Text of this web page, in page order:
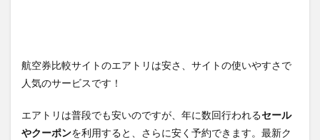
航空券比較サイトのエアトリは安さ、サイトの使いやすさで
人気のサービスです！
エアトリは普段でも安いのですが、年に数回行われるセール
やクーポンを利用すると、さらに安く予約できます。最新ク